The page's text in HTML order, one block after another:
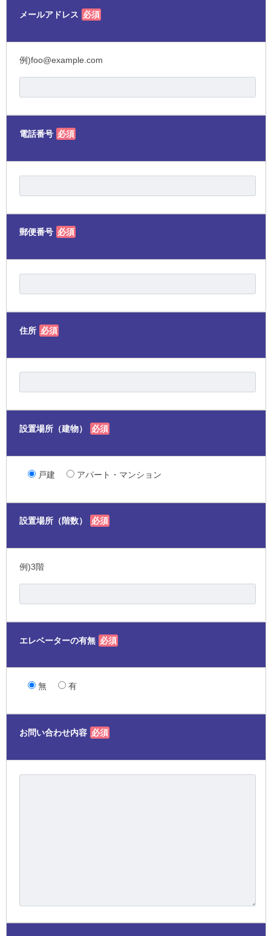
メールアドレス 必須
例)foo@example.com
電話番号 必須
郵便番号 必須
住所 必須
設置場所（建物） 必須
戸建 アパート・マンション
設置場所（階数） 必須
例)3階
エレベーターの有無 必須
無 有
お問い合わせ内容 必須